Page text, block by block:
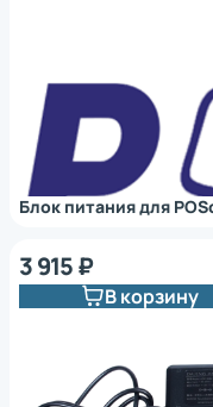
Блок питания для
3 915 ₽
В корзину